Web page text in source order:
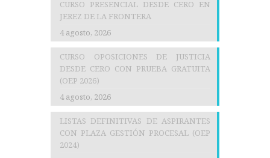
CURSO PRESENCIAL DESDE CERO EN
JEREZ DE LA FRONTERA
4 agosto, 2026
CURSO OPOSICIONES DE JUSTICIA
DESDE CERO CON PRUEBA GRATUITA
(OEP 2026)
4 agosto, 2026
LISTAS DEFINITIVAS DE ASPIRANTES
CON PLAZA GESTIÓN PROCESAL (OEP
2024)